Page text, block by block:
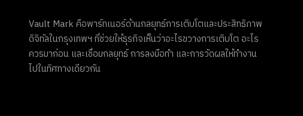
Vault Mark คือพาร์ทเนอร์ด้านกลยุทธ์การเติบโตและประสิทธิภาพ
ดิจิทัลในกรุงเทพฯ ที่ช่วยให้ธุรกิจเห็นว่าอะไรขวางการเติบโต อะไร
ควรมาก่อน และเชื่อมกลยุทธ์ การลงมือทำ และการวัดผลให้ทำงาน
ไปในทิศทางเดียวกัน